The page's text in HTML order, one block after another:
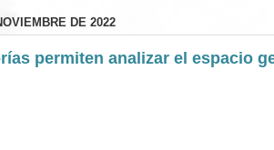
DE 2022
permiten analizar el espacio